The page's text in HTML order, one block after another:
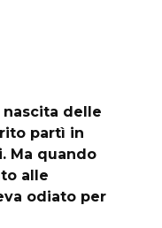
delle
partì in
Ma quando
alle
odiato per